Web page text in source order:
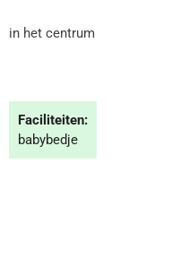
in het centrum
Faciliteiten:
babybedje